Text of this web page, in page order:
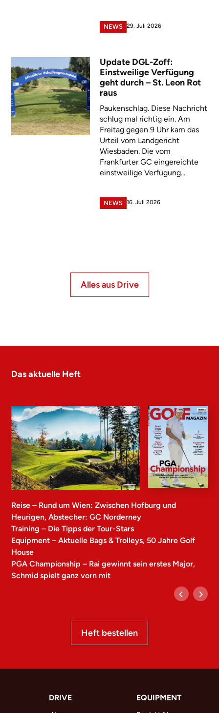
NEWS 29. Juli 2026
Update DGL-Zoff:
Einstweilige Verfügung
geht durch – St. Leon Rot
raus
Paukenschlag. Diese Nachricht
schlug mal richtig ein. Am
Freitag gegen 9 Uhr kam das
Urteil vom Landgericht
Wiesbaden. Die vom
Frankfurter GC eingereichte
einstweilige Verfügung...
NEWS 16. Juli 2026
Alles aus Drive
Das aktuelle Heft
Reise – Rund um Wien: Zwischen Hofburg und
Heurigen, Abstecher: GC Norderney
Training – Die Tipps der Tour-Stars
Equipment – Aktuelle Bags & Trolleys, 50 Jahre Golf
House
PGA Championship – Rai gewinnt sein erstes Major,
Schmid spielt ganz vorn mit
Heft bestellen
DRIVE EQUIPMENT